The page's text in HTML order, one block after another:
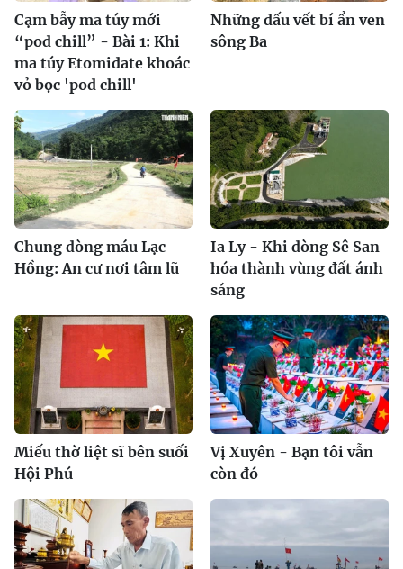
Đảo Đá Dựng nổi bật với những khối đá vôi sừng sững, hệ
sinh thái biển đa dạng, rừng ngập mặn nguyên sinh và
bãi biển cát trắng trải dài, vẫn còn giữ được vẻ đẹp hoang
sơ hiếm có.
Hòn Chuối giữa biển Tây Nam: Nơi những
con người lặng thầm giữ đảo, dựng đời
Cô Tô biển đảo Việt Nam quốc phòng
du lịch bảo vệ chủ quyền kinh tế biển
Ý KIẾN BẠN ĐỌC